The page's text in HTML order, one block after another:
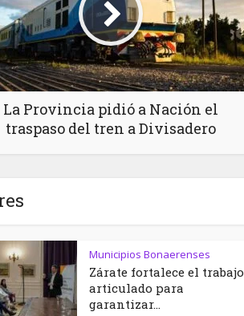
La Provincia pidió a Nación el
traspaso del tren a Divisadero
Municipios Bonaerenses
Zárate fortalece el trabajo
articulado para
garantizar...